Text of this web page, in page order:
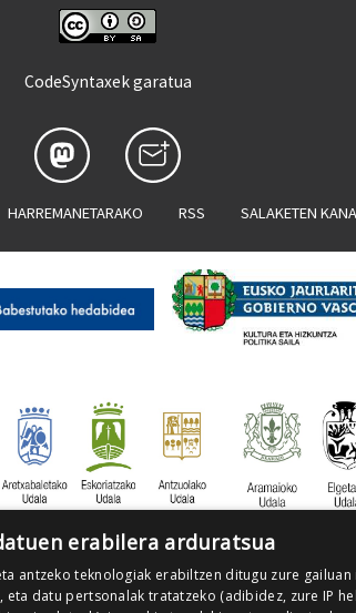
CodeSyntaxek garatua
HARREMANETARAKO RSS SALAKETEN
erabilera arduratsua
antzeko teknologiak erabiltzen ditugu zure
eta datu pertsonalak tratatzeko (adibidez, zure IP